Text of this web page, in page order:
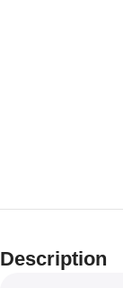
Description